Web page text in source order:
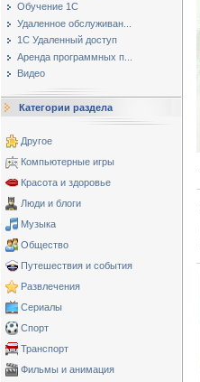
Обучение 1С
Удаленное обслуживан...
1С Удаленный доступ
Аренда программных п...
Видео
Категории раздела
Другое
Компьютерные игры
Красота и здоровье
Люди и блоги
Музыка
Общество
Путешествия и события
Развлечения
Сериалы
Спорт
Транспорт
Фильмы и анимация